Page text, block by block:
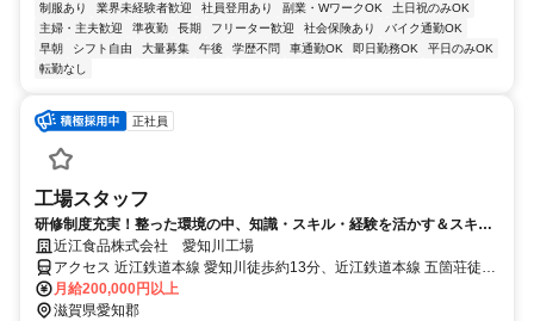
制服あり 業界未経験者歓迎 社員登用あり 副業・WワークOK
土日祝のみOK
主婦・主夫歓迎
準夜勤 長期 フリーター歓迎 社会保険あり
バイク通勤OK
早朝
シフト自由 大量募集 午後 学歴不問 車通勤OK 即日勤務OK
平日のみOK
転勤なし
正社員
工場スタッフ
研修制度充実！整った環境の中、知識・スキル・経験を活かす＆スキル
アップのチャンス★
近江食品株式会社 愛知川工場
アクセス 近江鉄道本線 愛知川徒歩約13分、近江鉄道本線 五箇荘徒歩
約30分、近江鉄道本線 豊郷（滋賀県）徒歩約52分
月給200,000円以上
滋賀県愛知郡